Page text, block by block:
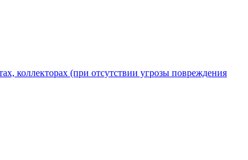
коллекторах (при отсутствии угрозы повреждения